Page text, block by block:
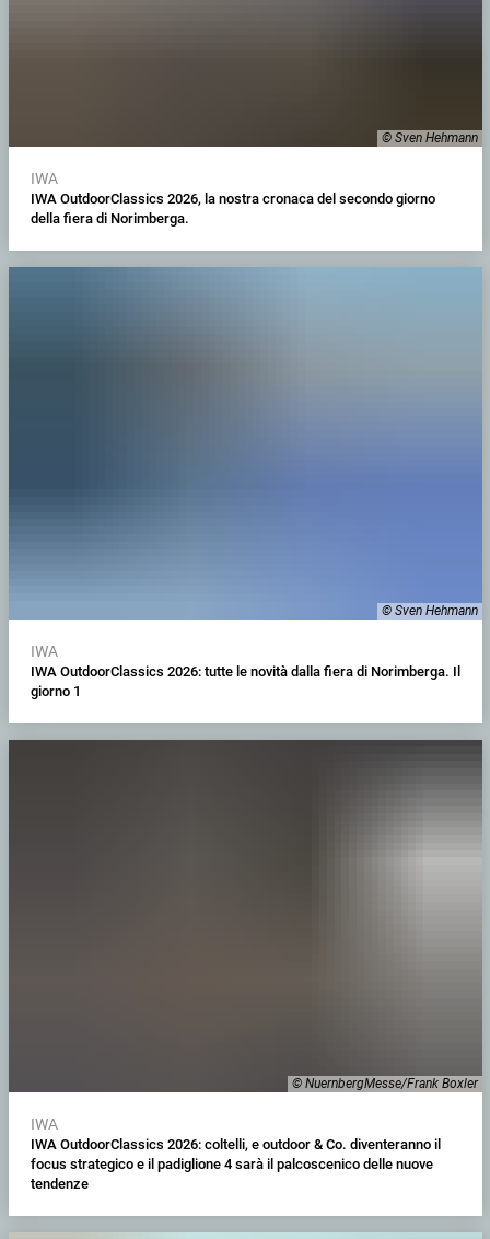
© Sven Hehmann
IWA
IWA OutdoorClassics 2026, la nostra cronaca del secondo giorno
della fiera di Norimberga.
© Sven Hehmann
IWA
IWA OutdoorClassics 2026: tutte le novità dalla fiera di Norimberga. Il
giorno 1
© NuernbergMesse/Frank Boxler
IWA
IWA OutdoorClassics 2026: coltelli, e outdoor & Co. diventeranno il
focus strategico e il padiglione 4 sarà il palcoscenico delle nuove
tendenze